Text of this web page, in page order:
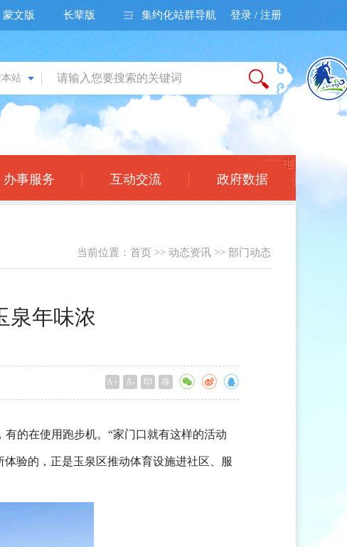
蒙文版 长辈版 集约化站群导航 登录 / 注册
站
办事服务 互动交流 政府数据
当前位置： 首页 >> 动态资讯 >> 部门动态
泉年味浓
A+ A- 印 存
的在使用跑步机。“家门口就有这样的活动
验的，正是玉泉区推动体育设施进社区、服